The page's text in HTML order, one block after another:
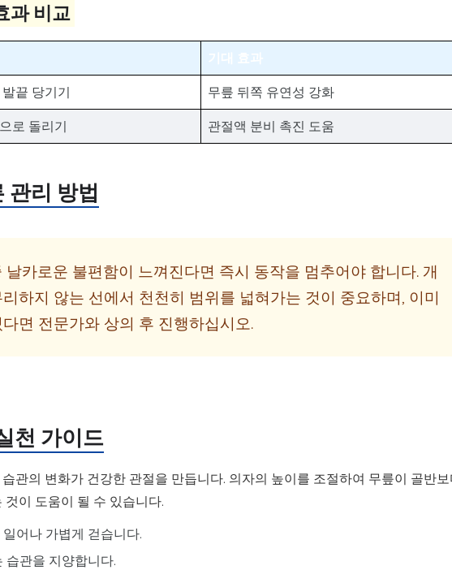
과 비교
기대 효과
끝 당기기 무릎 뒤쪽 유연성 강화
로 돌리기 관절액 분비 촉진 도움
관리 방법
날카로운 불편함이 느껴진다면 즉시 동작을 멈추어야 합니다. 개
하지 않는 선에서 천천히 범위를 넓혀가는 것이 중요하며, 이미
면 전문가와 상의 후 진행하십시오.
천 가이드
관의 변화가 건강한 관절을 만듭니다. 의자의 높이를 조절하여 무릎이 골반
이 도움이 될 수 있습니다.
어나 가볍게 걷습니다.
습관을 지양합니다.